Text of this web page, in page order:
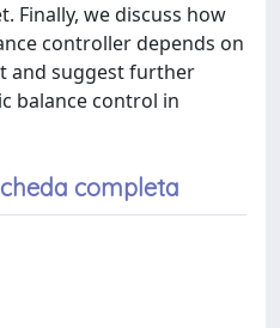
Finally, we discuss how
controller depends on
and suggest further
balance control in
completa